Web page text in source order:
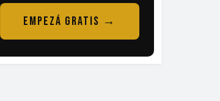
EMPEZÁ GRATIS →